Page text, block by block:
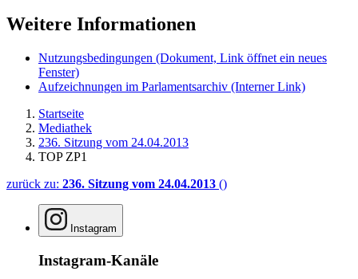
Weitere Informationen
Nutzungsbedingungen (Dokument, Link öffnet ein neues
Fenster)
Aufzeichnungen im Parlamentsarchiv (Interner Link)
Startseite
Mediathek
236. Sitzung vom 24.04.2013
TOP ZP1
zurück zu: 236. Sitzung vom 24.04.2013 ()
Instagram
Instagram-Kanäle